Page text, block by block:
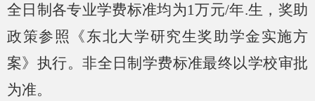
全日制各专业学费标准均为1万元/年.生，奖助
政策参照《东北大学研究生奖助学金实施方
案》执行。非全日制学费标准最终以学校审批
为准。